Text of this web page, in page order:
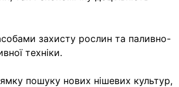
захисту рослин та паливно-
техніки.
пошуку нових нішевих культур,